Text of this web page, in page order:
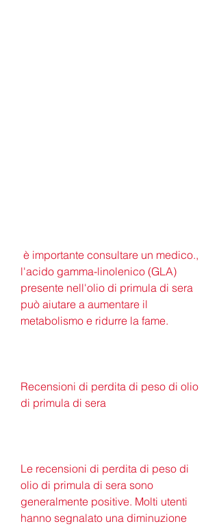
l'acido gamma-linolenico (GLA)
presente nell'olio di primula di sera
può aiutare a aumentare il
metabolismo e ridurre la fame.
Recensioni di perdita di peso di olio
di primula di sera
Le recensioni di perdita di peso di
olio di primula di sera sono
generalmente positive. Molti utenti
hanno segnalato una diminuzione